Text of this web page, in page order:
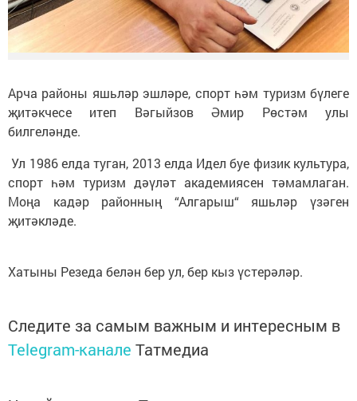
Арча районы яшьләр эшләре, спорт һәм туризм бүлеге
җитәкчесе итеп Вәгыйзов Әмир Рөстәм улы
билгеләнде.
Ул 1986 елда туган, 2013 елда Идел буе физик культура,
спорт һәм туризм дәүләт академиясен тәмамлаган.
Моңа кадәр районның “Алгарыш“ яшьләр үзәген
җитәкләде.
Хатыны Резеда белән бер ул, бер кыз үстерәләр.
Следите за самым важным и интересным в
Telegram-канале Татмедиа